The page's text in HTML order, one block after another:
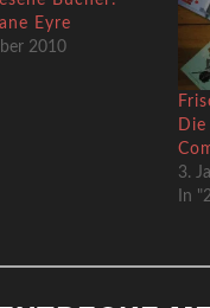
Eyre
2010
3.
In